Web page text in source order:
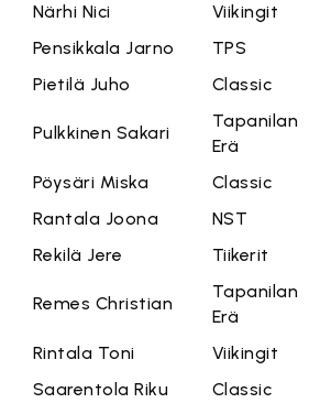
Närhi Nici
Viikingit
Pensikkala Jarno
TPS
Pietilä Juho
Classic
Pulkkinen Sakari
Tapanilan
Erä
Pöysäri Miska
Classic
Rantala Joona
NST
Rekilä Jere
Tiikerit
Remes Christian
Tapanilan
Erä
Rintala Toni
Viikingit
Saarentola Riku
Classic